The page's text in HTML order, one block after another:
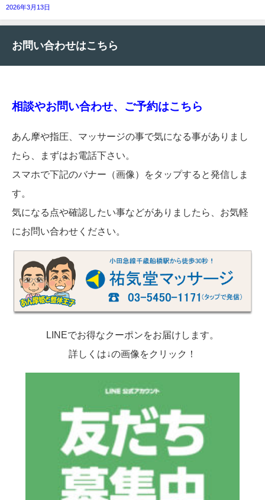
2026年3月13日
お問い合わせはこちら
相談やお問い合わせ、ご予約はこちら
あん摩や指圧、マッサージの事で気になる事がありまし
たら、まずはお電話下さい。
スマホで下記のバナー（画像）をタップすると発信しま
す。
気になる点や確認したい事などがありましたら、お気軽
にお問い合わせください。
LINEでお得なクーポンをお届けします。
詳しくは↓の画像をクリック！